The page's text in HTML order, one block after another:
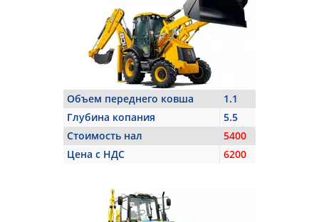
Объем переднего ковша
1.1
Глубина копания
5.5
Стоимость нал
5400
Цена с НДС
6200